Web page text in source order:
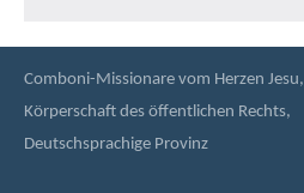
Comboni-Missionare vom Herzen Jesu,
Körperschaft des öffentlichen Rechts,
Deutschsprachige Provinz